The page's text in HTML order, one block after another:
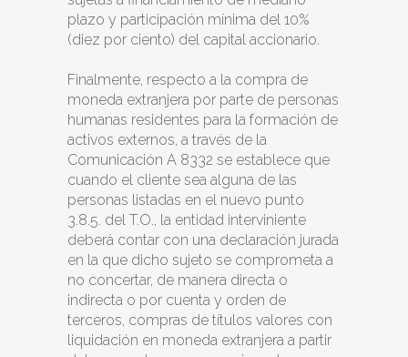
plazo y participación mínima del 10%
(diez por ciento) del capital accionario.
Finalmente, respecto a la compra de
moneda extranjera por parte de personas
humanas residentes para la formación de
activos externos, a través de la
Comunicación A 8332 se establece que
cuando el cliente sea alguna de las
personas listadas en el nuevo punto
3.8.5. del T.O., la entidad interviniente
deberá contar con una declaración jurada
en la que dicho sujeto se comprometa a
no concertar, de manera directa o
indirecta o por cuenta y orden de
terceros, compras de títulos valores con
liquidación en moneda extranjera a partir